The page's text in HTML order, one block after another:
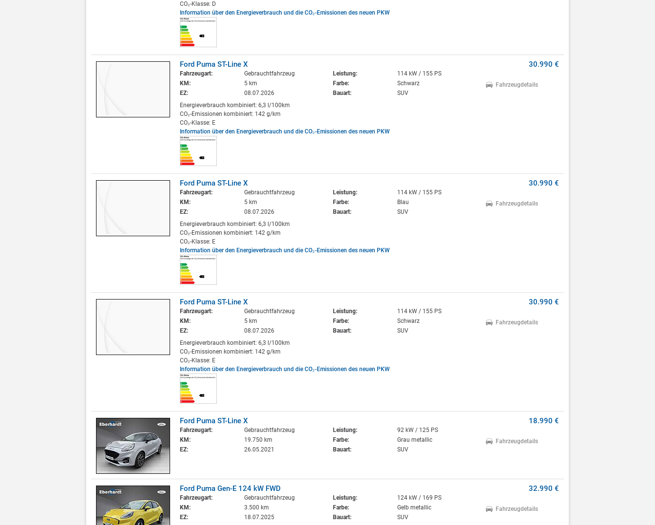
CO₂-Klasse: D
Information über den Energieverbrauch und die CO₂-Emissionen des neuen PKW
Ford Puma ST-Line X
Fahrzeugart:
Gebrauchtfahrzeug
KM:
5 km
EZ:
08.07.2026
Leistung:
114 kW / 155 PS
Farbe:
Schwarz
Bauart:
SUV
Energieverbrauch kombiniert: 6,3 l/100km
CO₂-Emissionen kombiniert: 142 g/km
CO₂-Klasse: E
Information über den Energieverbrauch und die CO₂-Emissionen des neuen PKW
30.990 €
Fahrzeugdetails
Ford Puma ST-Line X
Fahrzeugart:
Gebrauchtfahrzeug
KM:
5 km
EZ:
08.07.2026
Leistung:
114 kW / 155 PS
Farbe:
Blau
Bauart:
SUV
Energieverbrauch kombiniert: 6,3 l/100km
CO₂-Emissionen kombiniert: 142 g/km
CO₂-Klasse: E
Information über den Energieverbrauch und die CO₂-Emissionen des neuen PKW
30.990 €
Fahrzeugdetails
Ford Puma ST-Line X
Fahrzeugart:
Gebrauchtfahrzeug
KM:
5 km
EZ:
08.07.2026
Leistung:
114 kW / 155 PS
Farbe:
Schwarz
Bauart:
SUV
Energieverbrauch kombiniert: 6,3 l/100km
CO₂-Emissionen kombiniert: 142 g/km
CO₂-Klasse: E
Information über den Energieverbrauch und die CO₂-Emissionen des neuen PKW
30.990 €
Fahrzeugdetails
Ford Puma ST-Line X
Fahrzeugart:
Gebrauchtfahrzeug
KM:
19.750 km
EZ:
26.05.2021
Leistung:
92 kW / 125 PS
Farbe:
Grau metallic
Bauart:
SUV
18.990 €
Fahrzeugdetails
Ford Puma Gen-E 124 kW FWD
Fahrzeugart:
Gebrauchtfahrzeug
KM:
3.500 km
EZ:
18.07.2025
Leistung:
124 kW / 169 PS
Farbe:
Gelb metallic
Bauart:
SUV
32.990 €
Fahrzeugdetails